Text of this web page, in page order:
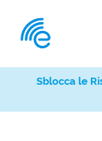
Sblocca le